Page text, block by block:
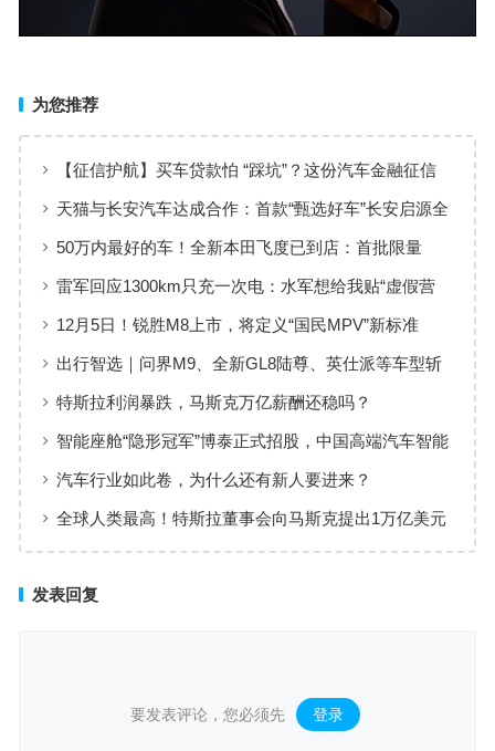
为您推荐
【征信护航】买车贷款怕 “踩坑”？这份汽车金融征信
保护指南请收好！
天猫与长安汽车达成合作：首款“甄选好车”长安启源全
新Q05激光极智版上线
50万内最好的车！全新本田飞度已到店：首批限量
3000台
雷军回应1300km只充一次电：水军想给我贴“虚假营
销”标签
12月5日！锐胜M8上市，将定义“国民MPV”新标准
出行智选｜问界M9、全新GL8陆尊、英仕派等车型斩
获大奖
特斯拉利润暴跌，马斯克万亿薪酬还稳吗？
​智能座舱“隐形冠军”博泰正式招股，中国高端汽车智能
化迎来关键玩家
汽车行业如此卷，为什么还有新人要进来？
全球人类最高！特斯拉董事会向马斯克提出1万亿美元
发表回复
要发表评论，您必须先 登录 。